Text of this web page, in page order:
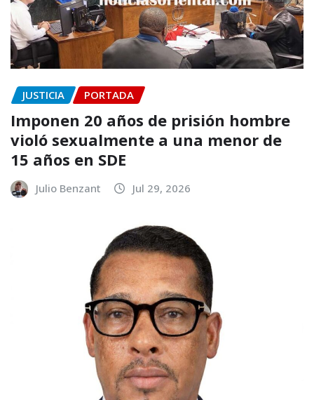
JUSTICIA PORTADA
Imponen 20 años de prisión hombre
violó sexualmente a una menor de
15 años en SDE
Julio Benzant Jul 29, 2026